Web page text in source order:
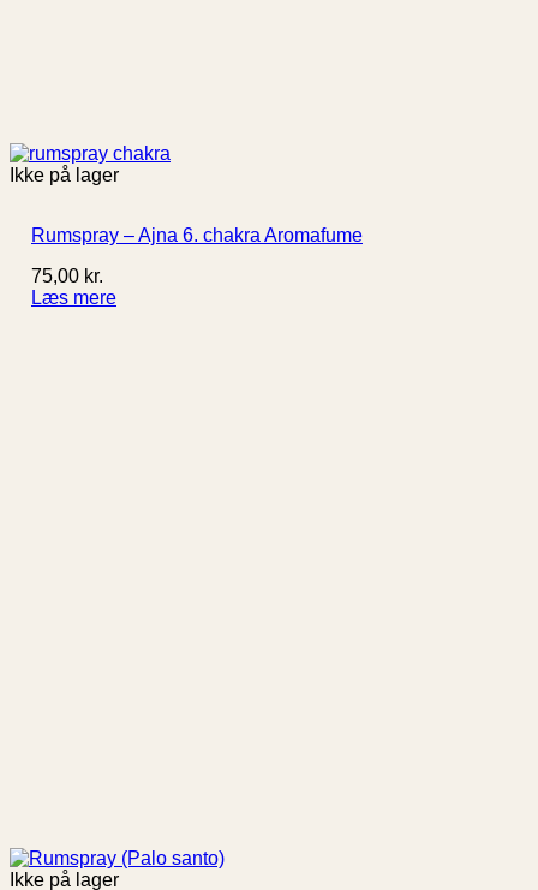
Ikke på lager
Rumspray – Ajna 6. chakra Aromafume
75,00 kr.
Læs mere
Ikke på lager